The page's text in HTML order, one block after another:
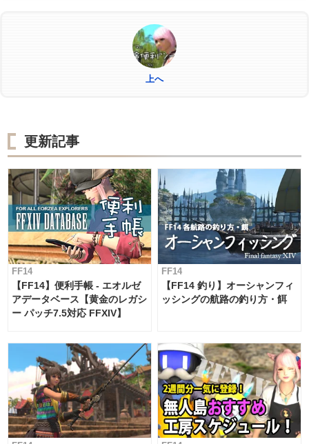
上へ
更新記事
FF14
【FF14】便利手帳 - エオルゼ
アデータベース【黄金のレガシ
ー パッチ7.5対応 FFXIV】
FF14
【FF14 釣り】オーシャンフィ
ッシングの航路の釣り方・餌